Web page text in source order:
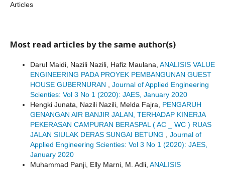
Articles
Most read articles by the same author(s)
Darul Maidi, Nazili Nazili, Hafiz Maulana, ANALISIS VALUE
ENGINEERING PADA PROYEK PEMBANGUNAN GUEST
HOUSE GUBERNURAN
Journal of Applied Engineering
Scienties: Vol 3 No 1 (2020): JAES, January 2020
Hengki Junata, Nazili Nazili, Melda Fajra, PENGARUH
GENANGAN AIR BANJIR JALAN, TERHADAP KINERJA
PEKERASAN CAMPURAN BERASPAL ( AC _ WC ) RUAS
JALAN SIULAK DERAS SUNGAI BETUNG
Journal of
Applied Engineering Scienties: Vol 3 No 1 (2020): JAES,
January 2020
Muhammad Panji, Elly Marni, M. Adli, ANALISIS